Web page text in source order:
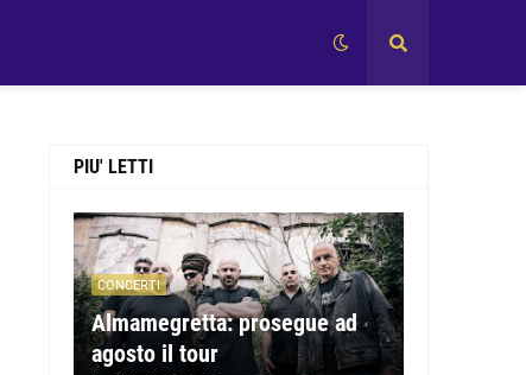
PIU' LETTI
CONCERTI
Almamegretta: prosegue ad
agosto il tour